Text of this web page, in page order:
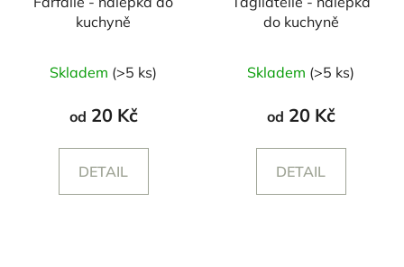
kuchyně
Skladem (>5 ks)
od 20 Kč
DETAIL
do kuchyně
Skladem (>5 ks)
od 20 Kč
DETAIL